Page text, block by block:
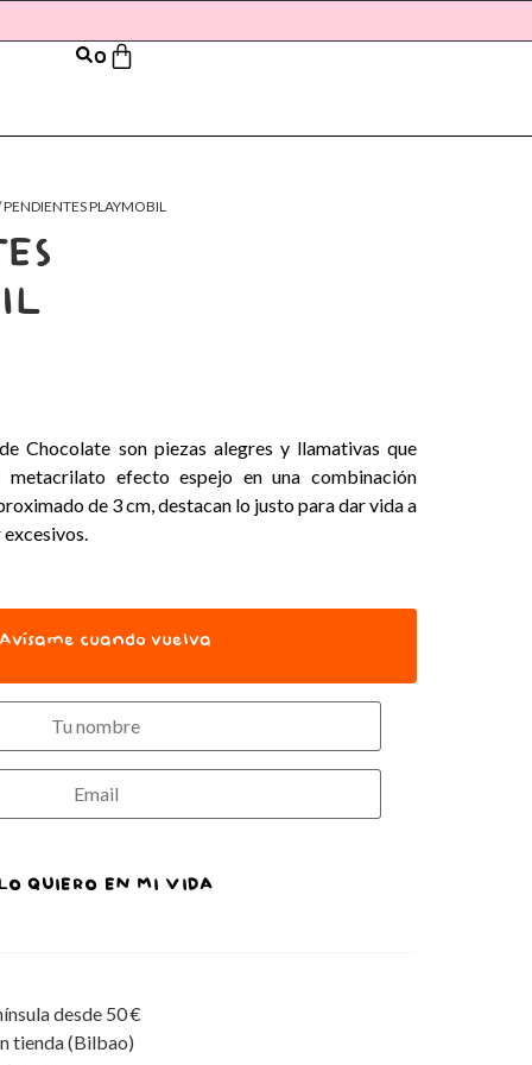
0
PENDIENTES PLAYMOBIL
Chocolate son piezas alegres y llamativas que
efecto espejo en una combinación
de 3 cm, destacan lo justo para dar vida a
Avísame cuando vuelva
QUIERO EN MI VIDA
desde 50 €
tienda (Bilbao)